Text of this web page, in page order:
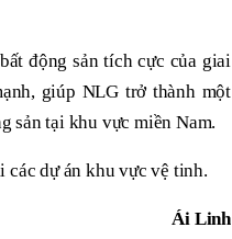
động sản tích cực của giai
giúp NLG trở thành một
sản tại khu vực miền Nam.
các dự án khu vực vệ tinh.
Ái Linh